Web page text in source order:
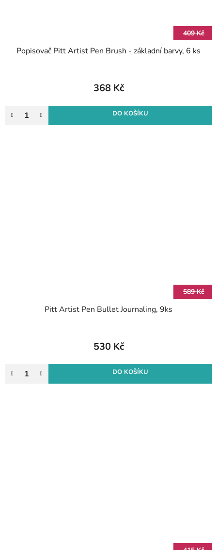
409 Kč
Popisovač Pitt Artist Pen Brush - základní barvy, 6 ks
368 Kč
DO KOŠÍKU
589 Kč
Pitt Artist Pen Bullet Journaling, 9ks
530 Kč
DO KOŠÍKU